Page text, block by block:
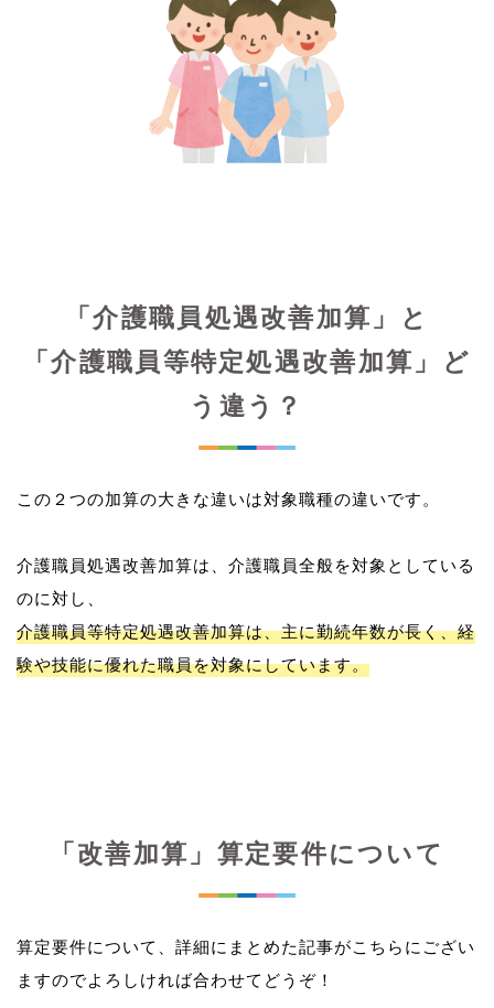
「介護職員処遇改善加算」と
「介護職員等特定処遇改善加算」ど
う違う？
この２つの加算の大きな違いは対象職種の違いです。
介護職員処遇改善加算は、介護職員全般を対象としている
介護職員等特定処遇改善加算は、主に勤続年数が長く、経
験や技能に優れた職員を対象にしています。
「改善加算」算定要件について
算定要件について、詳細にまとめた記事がこちらにござい
ますのでよろしければ合わせてどうぞ！